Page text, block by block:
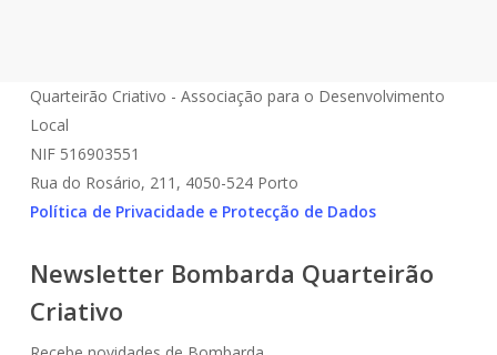
Quarteirão Criativo - Associação para o Desenvolvimento
Local
NIF 516903551
Rua do Rosário, 211, 4050-524 Porto
Política de Privacidade e Protecção de Dados
Newsletter Bombarda Quarteirão
Criativo